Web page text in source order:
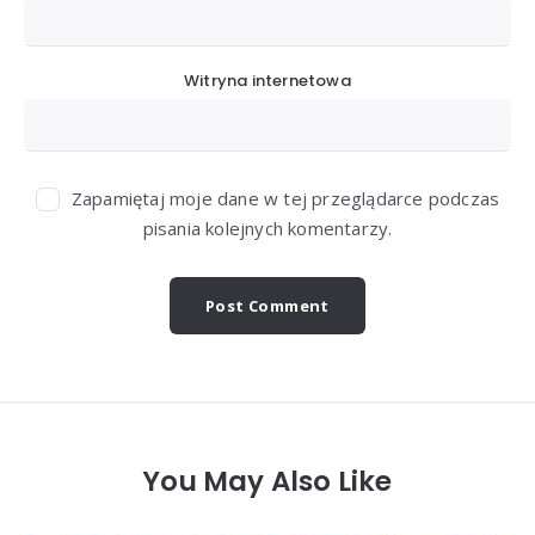
Witryna internetowa
Zapamiętaj moje dane w tej przeglądarce podczas
pisania kolejnych komentarzy.
You May Also Like